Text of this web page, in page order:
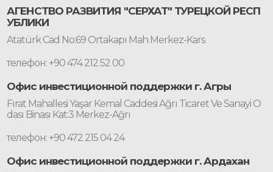
АГЕНСТВО РАЗВИТИЯ "СЕРХАТ" ТУРЕЦКОЙ РЕСП
УБЛИКИ
Atatürk Cad No:69 Ortakapı Mah Merkez-Kars
телефон: +90 474 212 52 00
Офис инвестиционной поддержки г. Агры
Fırat Mahallesi Yaşar Kemal Caddesi Ağrı Ticaret Ve Sanayi O
dası Binası Kat:3 Merkez-Ağrı
телефон: +90 472 215 04 24
Офис инвестиционной поддержки г. Ардахан